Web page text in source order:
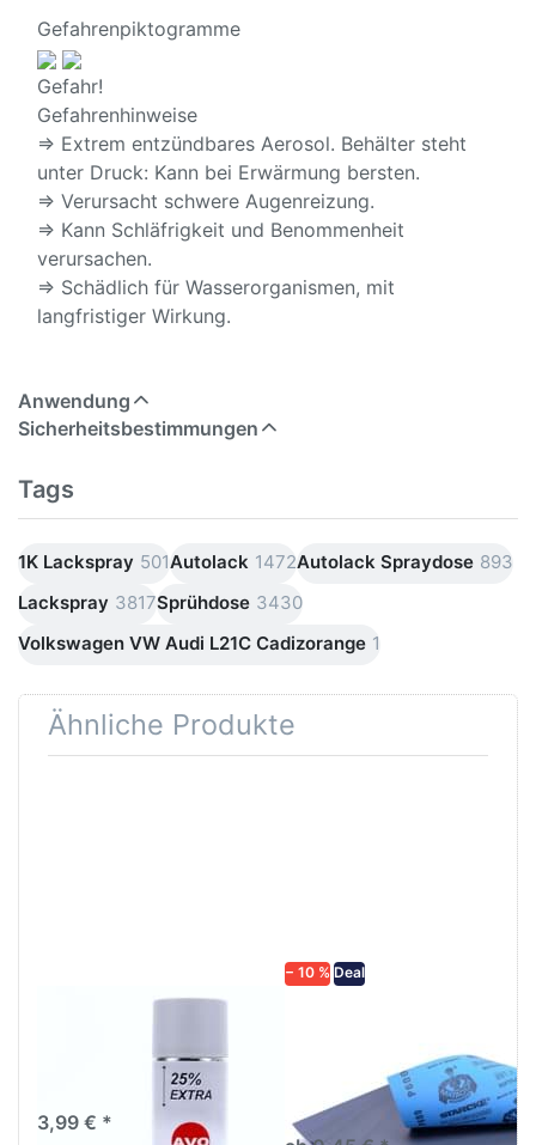
Gefahrenpiktogramme
Gefahr!
Gefahrenhinweise
⇒ Extrem entzündbares Aerosol. Behälter steht
unter Druck: Kann bei Erwärmung bersten.
⇒ Verursacht schwere Augenreizung.
⇒ Kann Schläfrigkeit und Benommenheit
verursachen.
⇒ Schädlich für Wasserorganismen, mit
langfristiger Wirkung.
Anwendung
Sicherheitsbestimmungen
Tags
1K Lackspray 501Autolack 1472Autolack Spraydose 893
Lackspray 3817Sprühdose 3430
Volkswagen VW Audi L21C Cadizorange 1
Ähnliche Produkte
3,99 € *
− 10 % Deal
diversen Körnungen
Nass-Schleifpapier zur nass
und trocken anwendung